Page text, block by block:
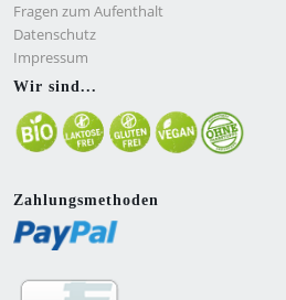
Fragen zum Aufenthalt
Datenschutz
Impressum
Wir sind...
Zahlungsmethoden